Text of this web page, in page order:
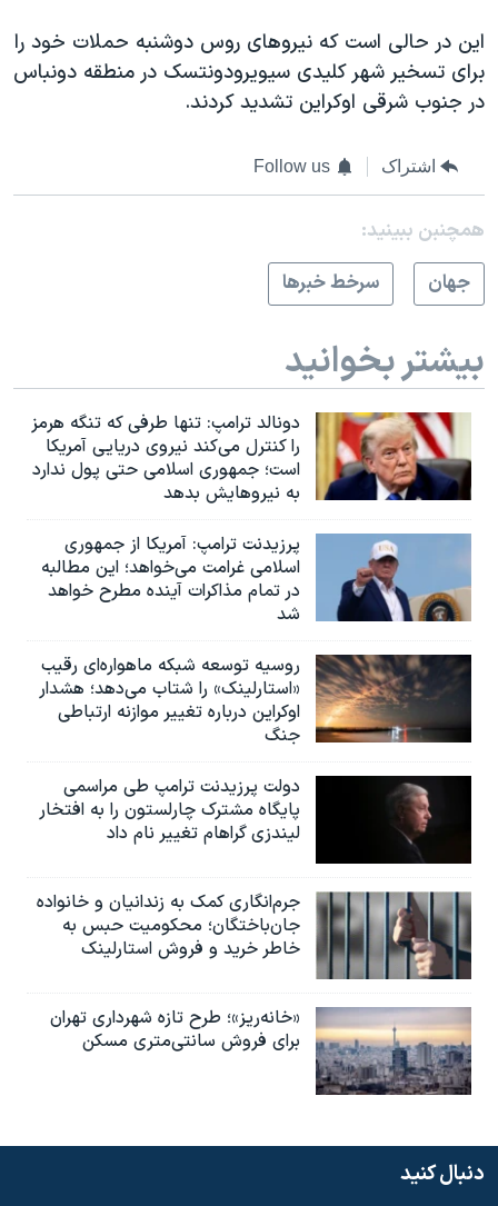
این در حالی است که نیروهای روس دوشنبه حملات خود را
برای تسخیر شهر کلیدی سیویرودونتسک در منطقه دونباس
در جنوب شرقی اوکراین تشدید کردند.
اشتراک Follow us
همچنبن ببینید:
جهان
سرخط خبرها
بیشتر بخوانید
دونالد ترامپ: تنها طرفی که تنگه هرمز
را کنترل می‌کند نیروی دریایی آمریکا
است؛ جمهوری اسلامی حتی پول ندارد
به نیروهایش بدهد
پرزیدنت ترامپ: آمریکا از جمهوری
اسلامی غرامت می‌خواهد؛ این مطالبه
در تمام مذاکرات آینده مطرح خواهد
شد
روسیه توسعه شبکه ماهواره‌ای رقیب
«استارلینک» را شتاب می‌دهد؛ هشدار
اوکراین درباره تغییر موازنه ارتباطی
جنگ
دولت پرزیدنت ترامپ طی مراسمی
پایگاه مشترک چارلستون را به افتخار
لیندزی گراهام تغییر نام داد
جرم‌انگاری کمک به زندانیان و خانواده
جان‌باختگان؛ محکومیت حبس به‌
خاطر خرید و فروش استارلینک
«خانه‌ریز»؛ طرح تازه شهرداری تهران
برای فروش سانتی‌متری مسکن
دنبال کنید